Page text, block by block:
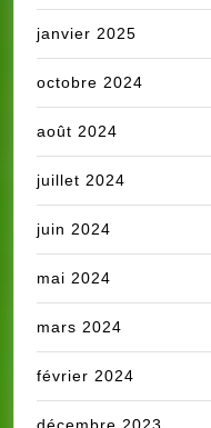
janvier 2025
octobre 2024
août 2024
juillet 2024
juin 2024
mai 2024
mars 2024
février 2024
décembre 2023